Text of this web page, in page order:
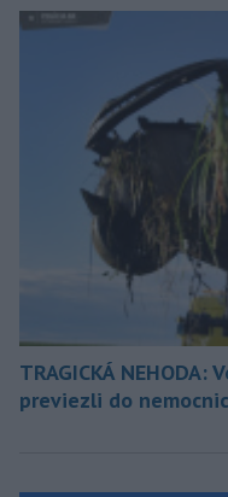
TRAGICKÁ
previezli do